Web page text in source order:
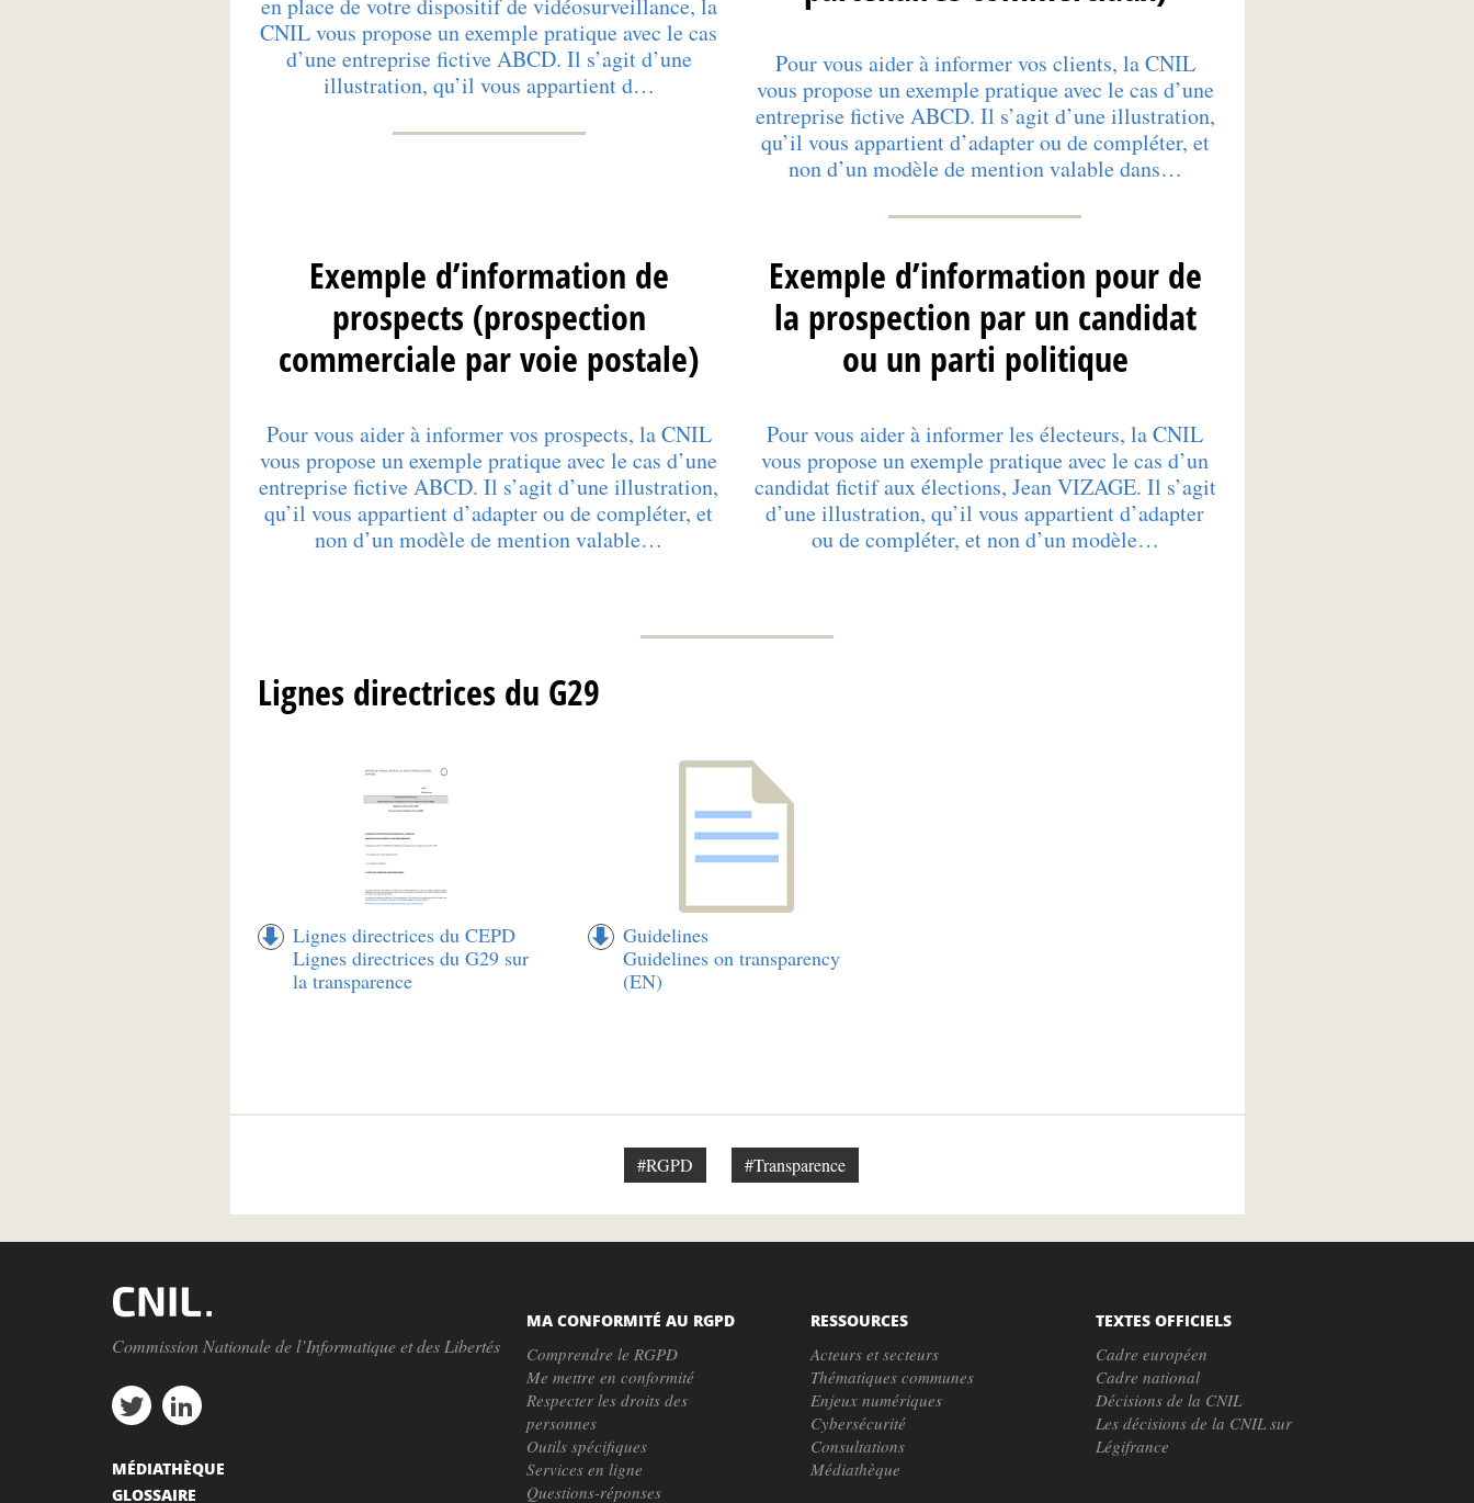
en place de votre dispositif de vidéosurveillance, la
CNIL vous propose un exemple pratique avec le cas
d’une entreprise fictive ABCD. Il s’agit d’une
illustration, qu’il vous appartient d…
Pour vous aider à informer vos clients, la CNIL
vous propose un exemple pratique avec le cas d’une
entreprise fictive ABCD. Il s’agit d’une illustration,
qu’il vous appartient d’adapter ou de compléter, et
non d’un modèle de mention valable dans…
Exemple d’information de
prospects (prospection
commerciale par voie postale)
Pour vous aider à informer vos prospects, la CNIL
vous propose un exemple pratique avec le cas d’une
entreprise fictive ABCD. Il s’agit d’une illustration,
qu’il vous appartient d’adapter ou de compléter, et
non d’un modèle de mention valable…
Exemple d’information pour de
la prospection par un candidat
ou un parti politique
Pour vous aider à informer les électeurs, la CNIL
vous propose un exemple pratique avec le cas d’un
candidat fictif aux élections, Jean VIZAGE. Il s’agit
d’une illustration, qu’il vous appartient d’adapter
ou de compléter, et non d’un modèle…
Lignes directrices du G29
Lignes directrices du CEPD
Lignes directrices du G29 sur
la transparence
Guidelines
Guidelines on transparency
(EN)
#RGPD #Transparence
Commission Nationale de l’Informatique et des Libertés
MA CONFORMITÉ AU RGPD
Comprendre le RGPD
Me mettre en conformité
Respecter les droits des
personnes
Outils spécifiques
Services en ligne
Questions-réponses
RESSOURCES
Acteurs et secteurs
Thématiques communes
Enjeux numériques
Cybersécurité
Consultations
Médiathèque
TEXTES OFFICIELS
Cadre européen
Cadre national
Décisions de la CNIL
Les décisions de la CNIL sur
Légifrance
MÉDIATHÈQUE
GLOSSAIRE